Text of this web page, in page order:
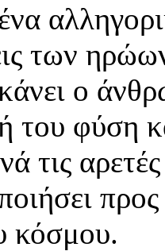
των
ο
του φύση
τις
κόσμου.